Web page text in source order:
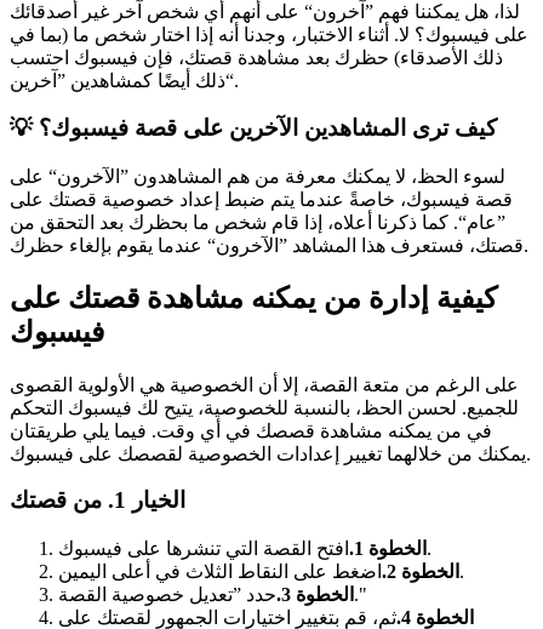
لذا، هل يمكننا فهم ”آخرون“ على أنهم أي شخص آخر غير أصدقائك
على فيسبوك؟ لا. أثناء الاختبار، وجدنا أنه إذا اختار شخص ما (بما في
ذلك الأصدقاء) حظرك بعد مشاهدة قصتك، فإن فيسبوك احتسب
ذلك أيضًا كمشاهدين ”آخرين“.
💡 كيف ترى المشاهدين الآخرين على قصة فيسبوك؟
لسوء الحظ، لا يمكنك معرفة من هم المشاهدون ”الآخرون“ على
قصة فيسبوك، خاصةً عندما يتم ضبط إعداد خصوصية قصتك على
”عام“. كما ذكرنا أعلاه، إذا قام شخص ما بحظرك بعد التحقق من
قصتك، فستعرف هذا المشاهد ”الآخرون“ عندما يقوم بإلغاء حظرك.
كيفية إدارة من يمكنه مشاهدة قصتك على
فيسبوك
على الرغم من متعة القصة، إلا أن الخصوصية هي الأولوية القصوى
للجميع. لحسن الحظ، بالنسبة للخصوصية، يتيح لك فيسبوك التحكم
في من يمكنه مشاهدة قصصك في أي وقت. فيما يلي طريقتان
يمكنك من خلالهما تغيير إعدادات الخصوصية لقصصك على فيسبوك.
الخيار 1. من قصتك
الخطوة 1. افتح القصة التي تنشرها على فيسبوك.
الخطوة 2. اضغط على النقاط الثلاث في أعلى اليمين.
الخطوة 3. حدد ”تعديل خصوصية القصة."
الخطوة 4.
ثم، قم بتغيير اختيارات الجمهور لقصتك على